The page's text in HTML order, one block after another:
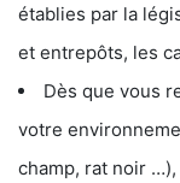
établies par la
et entrepôts, les
Dès que vous
votre
champ, rat noir